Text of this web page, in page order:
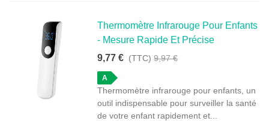
Thermomètre Infrarouge Pour Enfants
- Mesure Rapide Et Précise
9,77 € (TTC) 9,97 €
A
Thermomètre infrarouge pour enfants, un
outil indispensable pour surveiller la santé
de votre enfant rapidement et...